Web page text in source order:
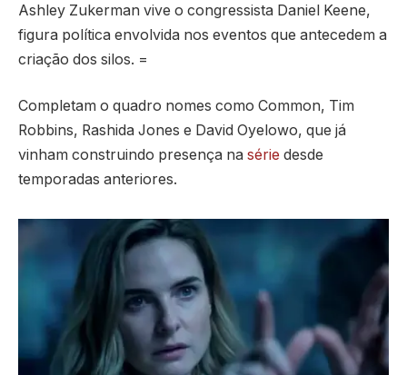
Ashley Zukerman vive o congressista Daniel Keene,
figura política envolvida nos eventos que antecedem a
criação dos silos. =
Completam o quadro nomes como Common, Tim
Robbins, Rashida Jones e David Oyelowo, que já
vinham construindo presença na série desde
temporadas anteriores.